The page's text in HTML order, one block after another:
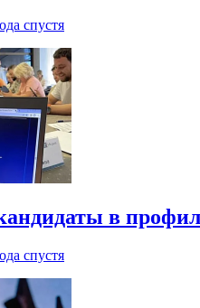
спустя
в
спустя